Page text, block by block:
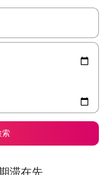
の矢印キーを使って移動するか
滞在先